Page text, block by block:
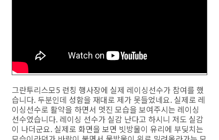
그란투리스모5 런칭 행사장에 실제 레이싱선수가 참여를 했
습니다. 두분인데 성함을 재대로 제가 못들었네요. 실제로 레
이싱선수로 활약을 하면서 멋진 모습을 보여주시는 레이싱
선수였습니다. 레이싱 선수가 실감 난다고 하시니 저도 실감
이 나더군요. 실제로 화면을 보면 빗방울이 유리에 부딪치는